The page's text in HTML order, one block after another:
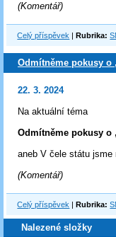
(Komentář)
Celý příspěvek Rubrika:
Odmítněme pokusy o
22. 3. 2024
Na aktuální téma
Odmítněme pokusy o
aneb V čele státu
(Komentář)
Celý příspěvek |Rubrika:
Nalezené složky